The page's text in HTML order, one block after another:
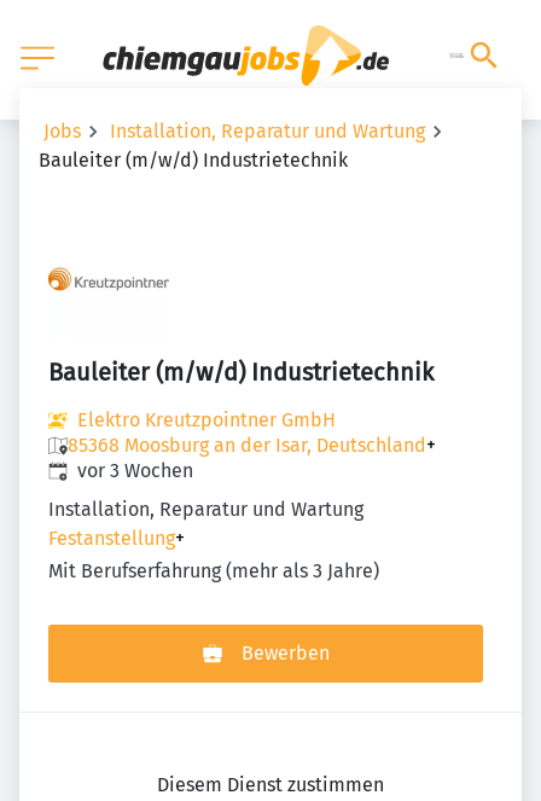
Jobs
Installation, Reparatur und Wartung
Bauleiter (m/w/d) Industrietechnik
Bauleiter (m/w/d) Industrietechnik
Elektro Kreutzpointner GmbH
85368 Moosburg an der Isar, Deutschland+
Veröffentlicht:
vor 3 Wochen
Installation, Reparatur und Wartung
Festanstellung+
Mit Berufserfahrung (mehr als 3 Jahre)
Bewerben
Diesem Dienst zustimmen